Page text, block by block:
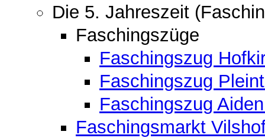
Die 5. Jahreszeit
Faschingszüge
Faschingszug
Faschingszug
Faschingszug
Faschingsmarkt